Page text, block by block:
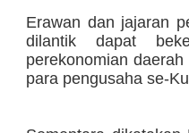
Erawan dan jajaran
dilantik dapat
perekonomian
para pengusaha se-